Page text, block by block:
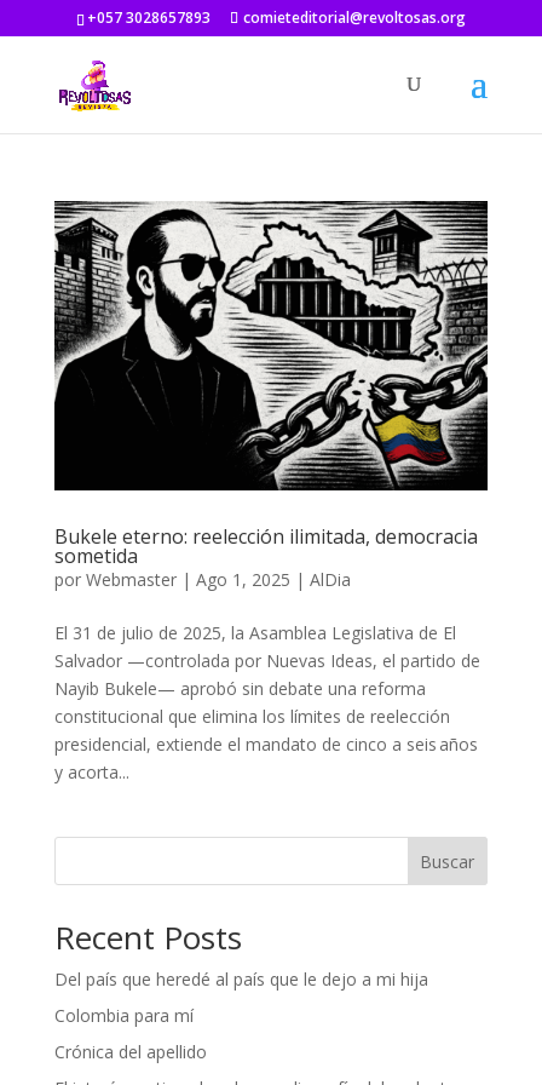
+057 3028657893 comieteditorial@revoltosas.org
Bukele eterno: reelección ilimitada, democracia
sometida
por Webmaster| Ago 1, 2025 | AlDia
El 31 de julio de 2025, la Asamblea Legislativa de El
Salvador —controlada por Nuevas Ideas, el partido de
Nayib Bukele— aprobó sin debate una reforma
constitucional que elimina los límites de reelección
presidencial, extiende el mandato de cinco a seis años
y acorta...
Buscar
Recent Posts
Del país que heredé al país que le dejo a mi hija
Colombia para mí
Crónica del apellido